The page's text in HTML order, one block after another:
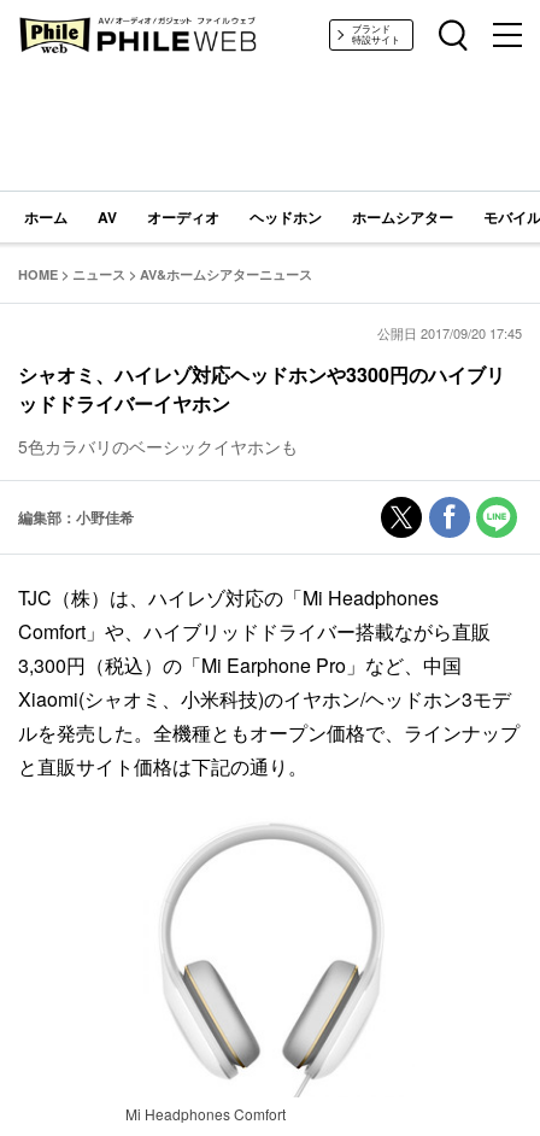
PHILE WEB｜AV/オーディオ/ガジェットブランド
特設サイト
ホーム AV オーディオ ヘッドホン ホームシアター モバイ
HOME > ニュース > AV&ホームシアターニュース
公開日 2017/09/20 17:45
シャオミ、ハイレゾ対応ヘッドホンや3300円のハイブリ
ッドドライバーイヤホン
5色カラバリのベーシックイヤホンも
編集部：小野佳希
TJC（株）は、ハイレゾ対応の「Mi Headphones
Comfort」や、ハイブリッドドライバー搭載ながら直販
3,300円（税込）の「Mi Earphone Pro」など、中国
Xiaomi(シャオミ、小米科技)のイヤホン/ヘッドホン3モデ
ルを発売した。全機種ともオープン価格で、ラインナップ
と直販サイト価格は下記の通り。
Mi Headphones Comfort